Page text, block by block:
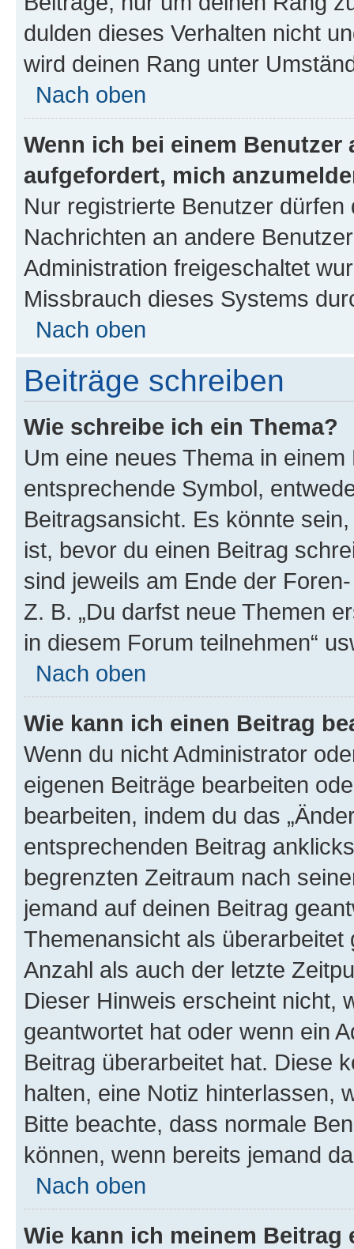
dulden dieses Verhalten nicht
wird deinen Rang unter
Nach oben
Wenn ich bei einem
aufgefordert, mich
Nur registrierte Benutzer
Nachrichten an andere
Administration freigeschaltet
Missbrauch dieses Systems
Nach oben
Beiträge schreiben
Wie schreibe ich ein Thema?
Um eine neues Thema in
entsprechende Symbol,
Beitragsansicht. Es könnte
ist, bevor du einen Beitrag
sind jeweils am Ende der
Z. B. „Du darfst neue Themen
in diesem Forum teilnehmen“
Nach oben
Wie kann ich einen Beitrag
Wenn du nicht Administrator
eigenen Beiträge bearbeiten
bearbeiten, indem du das
entsprechenden Beitrag
begrenzten Zeitraum nach
jemand auf deinen Beitrag
Themenansicht als
Anzahl als auch der letzte
Dieser Hinweis erscheint nicht,
geantwortet hat oder wenn ein
Beitrag überarbeitet hat. Diese
halten, eine Notiz hinterlassen,
Bitte beachte, dass normale
können, wenn bereits jemand
Nach oben
Wie kann ich meinem